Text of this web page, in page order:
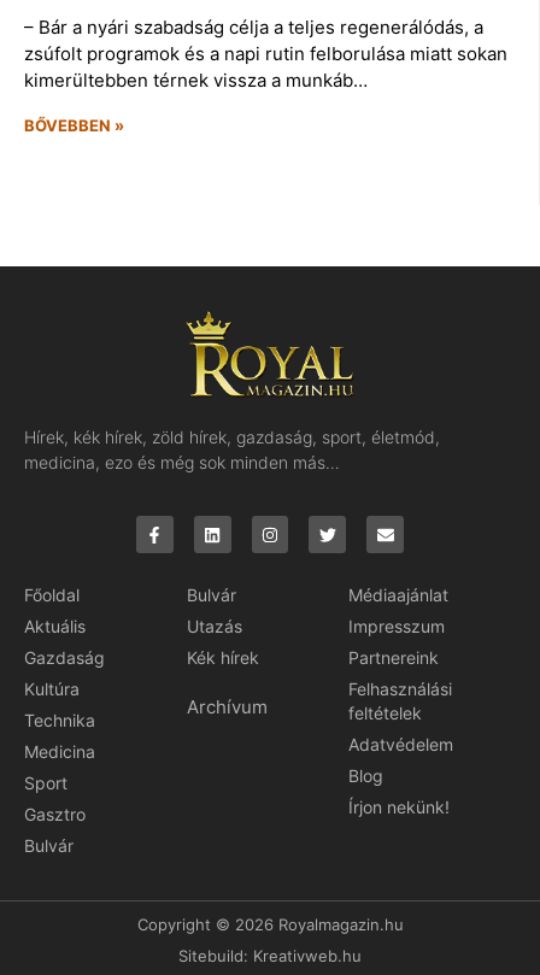
– Bár a nyári szabadság célja a teljes regenerálódás, a
zsúfolt programok és a napi rutin felborulása miatt sokan
kimerültebben térnek vissza a munkáb…
BŐVEBBEN »
Hírek, kék hírek, zöld hírek, gazdaság, sport, életmód,
medicina, ezo és még sok minden más…
Főoldal
Aktuális
Gazdaság
Kultúra
Technika
Medicina
Sport
Gasztro
Bulvár
Bulvár
Utazás
Kék hírek
Archívum
Médiaajánlat
Impresszum
Partnereink
Felhasználási
feltételek
Adatvédelem
Blog
Írjon nekünk!
Copyright © 2026 Royalmagazin.hu
Sitebuild: Kreativweb.hu